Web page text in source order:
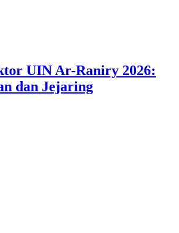
UIN Ar-Raniry 2026:
dan Jejaring